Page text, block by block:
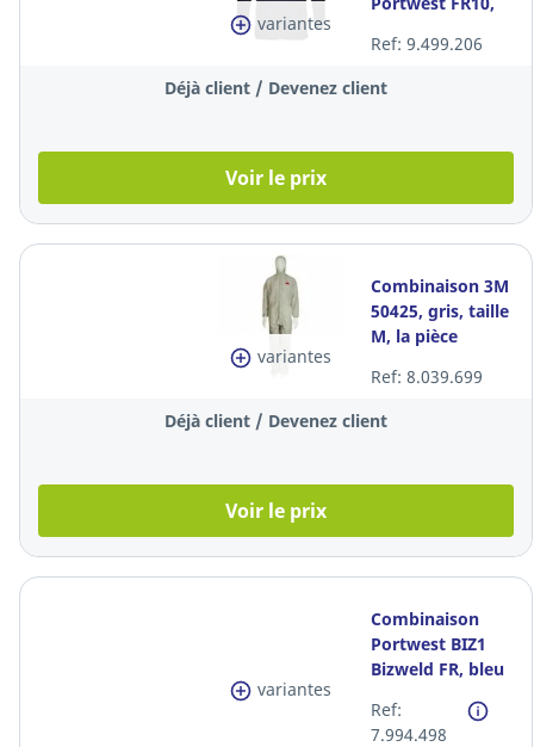
variantes
taille XS, la piece
Ref: 9.499.206
Déjà client / Devenez client
Voir le prix
variantes
Combinaison 3M
50425, gris, taille
M, la pièce
Ref: 8.039.699
Déjà client / Devenez client
Voir le prix
variantes
Combinaison
Portwest BIZ1
Bizweld FR, bleu
3XL, la pièce
Ref:
7.994.498